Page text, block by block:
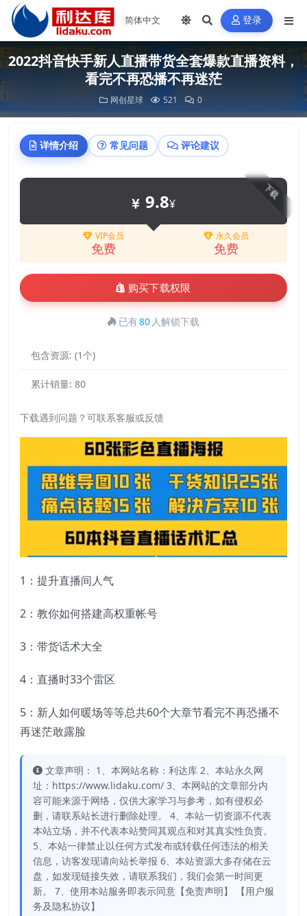
登录
2022抖音快手新人直播带货全套爆款直播资料，
看完不再恐播不再迷茫
网创星球 521 0
详情介绍 常见问题 评论建议
下载
9.8¥
VIP会员
免费
永久会员
免费
购买下载权限
已有80 人解锁下载
包含资源: (1个)
累计销量: 80
下载遇到问题？可联系客服或反馈
1：提升直播间人气
2：教你如何搭建高权重帐号
3：带货话术大全
4：直播时33个雷区
5：新人如何暖场等等总共60个大章节看完不再恐播不
再迷茫敢露脸
文章声明： 1、本网站名称：利达库 2、本站永久网
址：https://www.lidaku.com/ 3、本网站的文章部分内
容可能来源于网络，仅供大家学习与参考，如有侵权必
删，请联系站长进行删除处理。 4、本站一切资源不代表
本站立场，并不代表本站赞同其观点和对其真实性负责。
5、本站一律禁止以任何方式发布或转载任何违法的相关
信息，访客发现请向站长举报 6、本站资源大多存储在云
盘，如发现链接失效，请联系我们，我们会第一时间更
新。 7、使用本站服务即表示同意【免责声明】 【用户服
务及隐私协议】